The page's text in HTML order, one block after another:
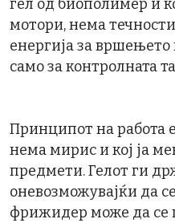
гел од биополимер и
мотори, нема
енергија за
само за контролната
Принципот на работа е
нема мирис и кој ја
предмети. Гелот ги
оневозможувајќи да
фрижидер може да се